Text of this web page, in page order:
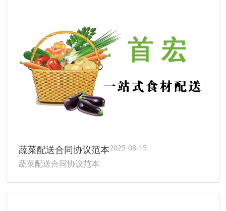
蔬菜配送合同协议范本2025-08-15
蔬菜配送合同协议范本